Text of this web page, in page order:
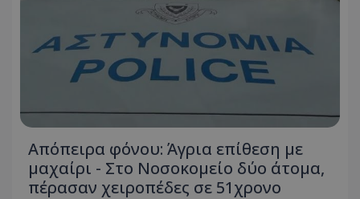
Απόπειρα φόνου: Άγρια επίθεση με
μαχαίρι - Στο Νοσοκομείο δύο άτομα,
πέρασαν χειροπέδες σε 51χρονο